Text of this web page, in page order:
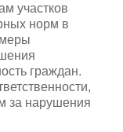
участков
норм в
граждан.
за нарушения